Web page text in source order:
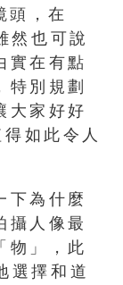
頭，在
然也可說
實在有點
特別規劃
大家好好
如此令人
下為什麼
攝人像最
物」，此
選擇和道